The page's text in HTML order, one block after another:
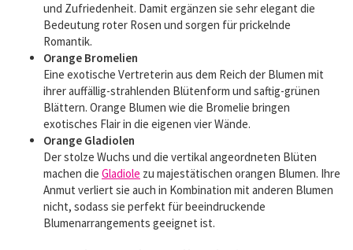
und Zufriedenheit. Damit ergänzen sie sehr elegant die
Bedeutung roter Rosen und sorgen für prickelnde
Romantik.
Orange Bromelien
Eine exotische Vertreterin aus dem Reich der Blumen mit
ihrer auffällig-strahlenden Blütenform und saftig-grünen
Blättern. Orange Blumen wie die Bromelie bringen
exotisches Flair in die eigenen vier Wände.
Orange Gladiolen
Der stolze Wuchs und die vertikal angeordneten Blüten
machen die Gladiole zu majestätischen orangen Blumen. Ihre
Anmut verliert sie auch in Kombination mit anderen Blumen
nicht, sodass sie perfekt für beeindruckende
Blumenarrangements geeignet ist.